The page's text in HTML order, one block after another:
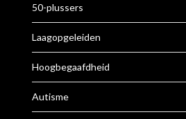
50-plussers
Laagopgeleiden
Hoogbegaafdheid
Autisme